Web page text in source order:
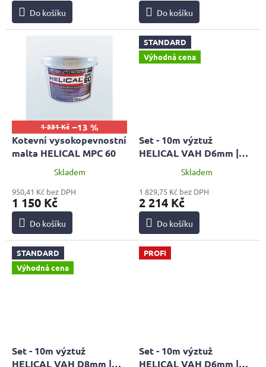
Do košíku Do košíku
1 331 Kč –13 %
Kotevní vysokopevnostní
malta HELICAL MPC 60
Skladem
950,41 Kč bez DPH
1 150 Kč
Do košíku
STANDARD
Výhodná cena
Set - 10m výztuž
HELICAL VAH D6mm |
STANDARD + malta MPC
60 + pistol HOBBY
Skladem
1 829,75 Kč bez DPH
2 214 Kč
Do košíku
STANDARD
Výhodná cena
Set - 10m výztuž
HELICAL VAH D8mm |
PROFI
Set - 10m výztuž
HELICAL VAH D6mm |